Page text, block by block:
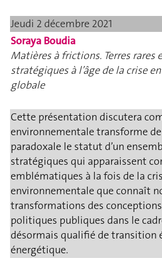
Jeudi 2 décembre 2021
Soraya Boudia
Matières à frictions. Terres rares
stratégiques à l’âge de la crise
globale
Cette présentation discutera
environnementale transforme
paradoxale le statut d’un
stratégiques qui apparaissent
emblématiques à la fois de la
environnementale que connaît
transformations des
politiques publiques dans le
désormais qualifié de transition
énergétique.